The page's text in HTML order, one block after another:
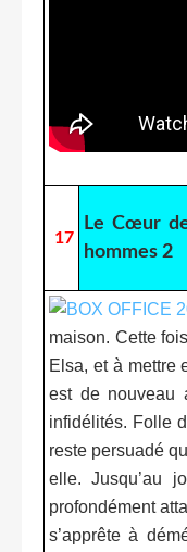
17
Le Cœur
hommes 2
maison. Cette
Elsa, et à mettre
est de nouveau
infidélités. Folle
reste persuadé
elle. Jusqu’au
profondément
s’apprête à